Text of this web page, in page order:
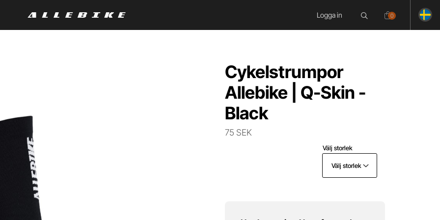
Logga in 0
Cykelstrumpor
Allebike | Q-Skin -
Black
75 SEK
Välj storlek
Välj storlek